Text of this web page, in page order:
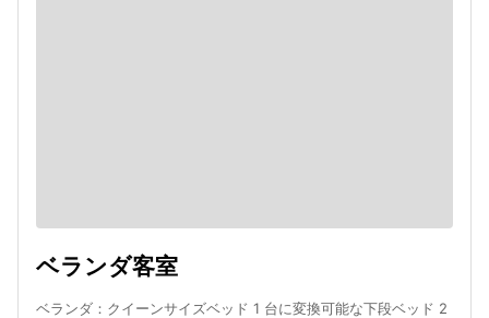
ベランダ客室
ベランダ：クイーンサイズベッド 1 台に変換可能な下段ベッド 2